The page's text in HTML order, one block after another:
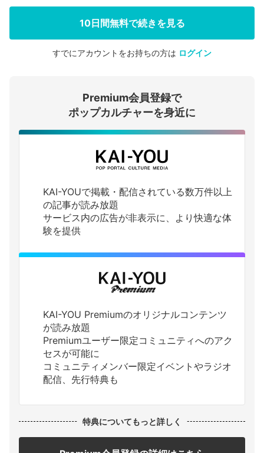
会員登録する
ログインする
10日間無料で続きを見る
すでにアカウントをお持ちの方は ログイン
Premium会員登録で
ポップカルチャーを身近に
KAI-YOUで掲載・配信されている数万件以上
の記事が読み放題
サービス内の広告が非表示に、より快適な体
験を提供
KAI-YOU Premiumのオリジナルコンテンツ
が読み放題
Premiumユーザー限定コミュニティへのアク
セスが可能に
コミュニティメンバー限定イベントやラジオ
配信、先行特典も
特典についてもっと詳しく